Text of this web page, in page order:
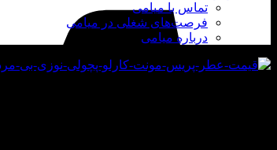
تماس با میامی
فرصت‌های شغلی در میامی
درباره میامی